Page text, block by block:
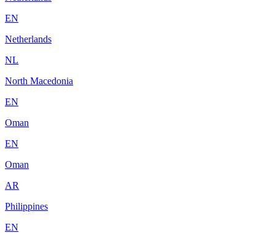
EN
Netherlands
NL
North Macedonia
EN
Oman
EN
Oman
AR
Philippines
EN